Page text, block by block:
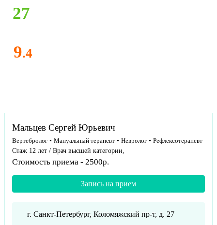
27
9.4
Мальцев Сергей Юрьевич
Вертебролог • Мануальный терапевт • Невролог • Рефлексотерапевт
Стаж 12 лет / Врач высшей категории,
Стоимость приема - 2500р.
Запись на прием
г. Санкт-Петербург, Коломяжский пр-т, д. 27